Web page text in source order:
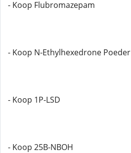
- Koop Flubromazepam
- Koop N-Ethylhexedrone Poeder
- Koop 1P-LSD
- Koop 25B-NBOH